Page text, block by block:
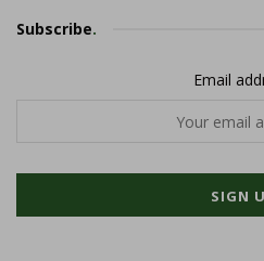
Subscribe.
Email